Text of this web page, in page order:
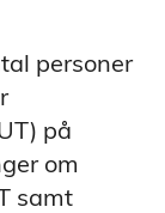
personer
på
om
samt